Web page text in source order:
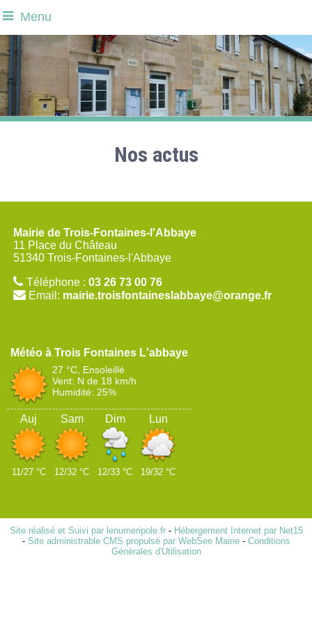
Menu
Nos actus
Mairie de Trois-Fontaines-l'Abbaye
11 Place du Château
51340 Trois-Fontaines-l'Abbaye
Téléphone : 03 26 73 00 76
Email: mairie.troisfontaineslabbaye@orange.fr
Trois Fontaines L'abbaye
27 °C, Ensoleillé
Vent: N de 18 km/h
Humidité: 25%
Auj
11/27 °C
Sam
12/32 °C
Dim
12/33 °C
Lun
19/32 °C
Site réalisé et Suivi par lenumeripole.fr- Hébergement Internet par Net15
- Site administrable CMS propulsé par WebSee Mairie- Conditions
Générales d'Utilisation